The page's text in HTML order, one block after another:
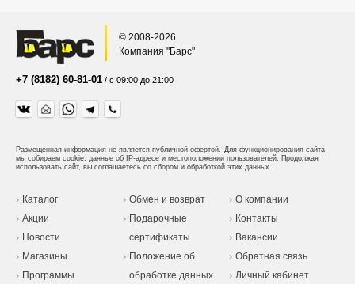
© 2008-2026
Компания "Барс"
+7 (8182) 60-81-01 / с 09:00 до 21:00
Размещенная информация не является публичной офертой. Для функционирования сайта
мы собираем cookie, данные об IP-адресе и местоположении пользователей. Продолжая
использовать сайт, вы соглашаетесь со сбором и обработкой этих данных.
Каталог
Акции
Новости
Магазины
Программы
Обмен и возврат
Подарочные
сертификаты
Положение об
обработке данных
О компании
Контакты
Вакансии
Обратная связь
Личный кабинет